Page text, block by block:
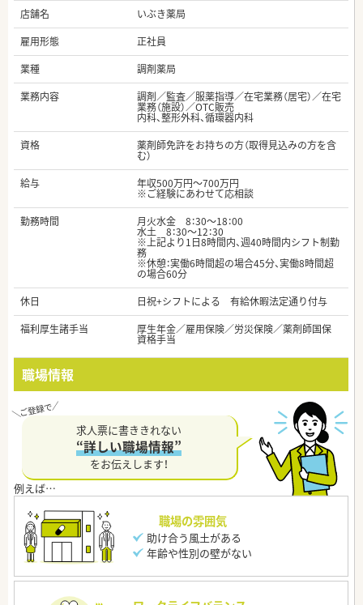
店舗名
いぶき薬局
雇用形態
正社員
業種
調剤薬局
業務内容
調剤／監査／服薬指導／在宅業務（居宅）／在宅
業務（施設）／OTC販売
内科、整形外科、循環器内科
資格
薬剤師免許をお持ちの方（取得見込みの方を含
む）
給与
年収500万円～700万円
※ご経験にあわせて応相談
勤務時間
月火水金 8：30～18：00
水土 8：30～12：30
※上記より1日8時間内、週40時間内シフト制勤
務
※休憩：実働6時間超の場合45分、実働8時間超
の場合60分
休日
日祝+シフトによる 有給休暇法定通り付与
福利厚生諸手当
厚生年金／雇用保険／労災保険／薬剤師国保
資格手当
職場情報
求人票に書ききれない
“詳しい職場情報”
をお伝えします！
職場の雰囲気
助け合う風土がある
年齢や性別の壁がない